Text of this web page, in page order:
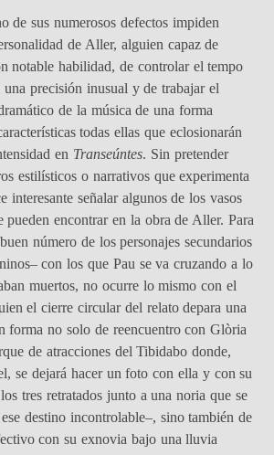
de sus numerosos defectos impiden
de Aller, alguien capaz de
notable habilidad, de controlar el tempo
una precisión inusual y de trabajar el
de la música de una forma
todas ellas que eclosionarán
en Transeúntes. Sin pretender
estilísticos o narrativos que experimenta
interesante señalar algunos de los vasos
pueden encontrar en la obra de Aller. Para
número de los personajes secundarios
con los que Pau se va cruzando a lo
muertos, no ocurre lo mismo con el
el cierre circular del relato depara una
forma no solo de reencuentro con Glòria
de atracciones del Tibidabo donde,
se dejará hacer un foto con ella y con su
tres retratados junto a una noria que se
destino incontrolable–, sino también de
con su exnovia bajo una lluvia